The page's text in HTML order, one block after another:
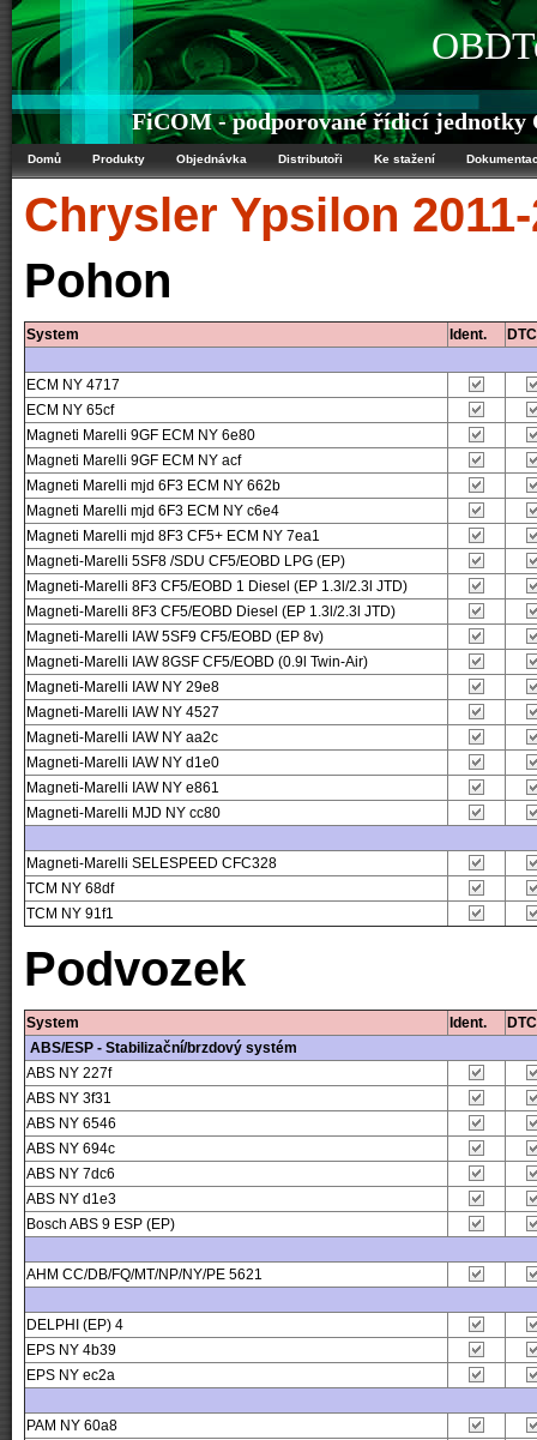
FiCOM - podporované řídicí jednotky
Domů Produkty Objednávka Distributoři Ke stažení
Chrysler Ypsilon
Pohon
System Ident. DTC
ECM NY 4717
ECM NY 65cf
Magneti Marelli 9GF ECM NY 6e80
Magneti Marelli 9GF ECM NY acf
Magneti Marelli mjd 6F3 ECM NY 662b
Magneti Marelli mjd 6F3 ECM NY c6e4
Magneti Marelli mjd 8F3 CF5+ ECM NY 7ea1
Magneti-Marelli 5SF8 /SDU CF5/EOBD LPG (EP)
Magneti-Marelli 8F3 CF5/EOBD 1 Diesel (EP 1.3l/2.3l JTD)
Magneti-Marelli 8F3 CF5/EOBD Diesel (EP 1.3l/2.3l JTD)
Magneti-Marelli IAW 5SF9 CF5/EOBD (EP 8v)
Magneti-Marelli IAW 8GSF CF5/EOBD (0.9l Twin-Air)
Magneti-Marelli IAW NY 29e8
Magneti-Marelli IAW NY 4527
Magneti-Marelli IAW NY aa2c
Magneti-Marelli IAW NY d1e0
Magneti-Marelli IAW NY e861
Magneti-Marelli MJD NY cc80
Magneti-Marelli SELESPEED CFC328
TCM NY 68df
TCM NY 91f1
Podvozek
System Ident.
DTC
ABS/ESP - Stabilizační/brzdový systém
ABS NY 227f
ABS NY 3f31
ABS NY 6546
ABS NY 694c
ABS NY 7dc6
ABS NY d1e3
Bosch ABS 9 ESP (EP)
AHM CC/DB/FQ/MT/NP/NY/PE 5621
DELPHI (EP) 4
EPS NY 4b39
EPS NY ec2a
PAM NY 60a8